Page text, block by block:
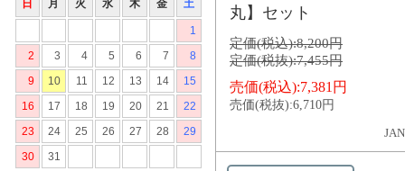
丸】セット
定価(税込):8,200円
定価(税抜):7,455円
売価(税込):7,381円
売価(税抜):6,710円